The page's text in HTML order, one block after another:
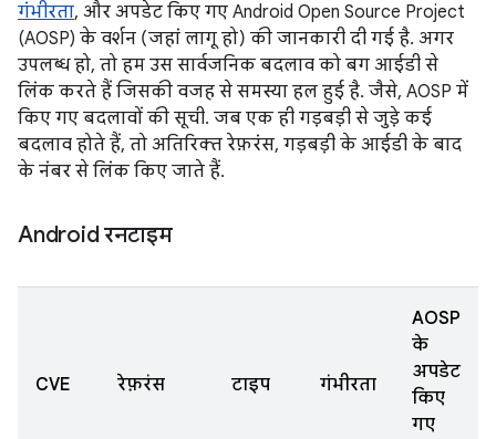
गंभीरता, और अपडेट किए गए Android Open Source Project
(AOSP) के वर्शन (जहां लागू हो) की जानकारी दी गई है. अगर
उपलब्ध हो, तो हम उस सार्वजनिक बदलाव को बग आईडी से
लिंक करते हैं जिसकी वजह से समस्या हल हुई है. जैसे, AOSP में
किए गए बदलावों की सूची. जब एक ही गड़बड़ी से जुड़े कई
बदलाव होते हैं, तो अतिरिक्त रेफ़रंस, गड़बड़ी के आईडी के बाद
के नंबर से लिंक किए जाते हैं.
Android रनटाइम
CVE रेफ़रंस टाइप गंभीरता
AOSP
के
अपडेट
किए
गए